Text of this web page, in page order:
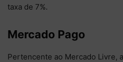
taxa de 7%.
Mercado Pago
Pertencente ao Mercado Livre,